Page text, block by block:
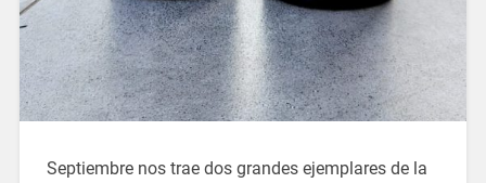
Septiembre nos trae dos grandes ejemplares de la